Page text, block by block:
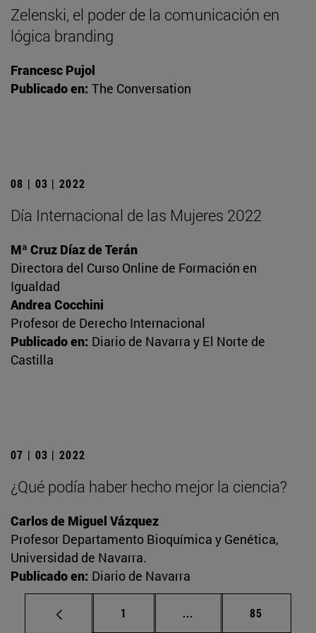
Zelenski, el poder de la comunicación en
lógica branding
Francesc Pujol
Publicado en: The Conversation
08 | 03 | 2022
Día Internacional de las Mujeres 2022
Mª Cruz Díaz de Terán
Directora del Curso Online de Formación en
Igualdad
Andrea Cocchini
Profesor de Derecho Internacional
Publicado en: Diario de Navarra y El Norte de
Castilla
07 | 03 | 2022
¿Qué podía haber hecho mejor la ciencia?
Carlos de Miguel Vázquez
Profesor Departamento Bioquímica y Genética,
Universidad de Navarra.
Publicado en: Diario de Navarra
Página
1 ... Páginas intermedias
Página
85